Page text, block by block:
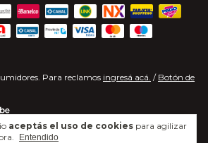
aceptás el uso de cookies para agilizar
Entendido
Para reclamos ingresá acá. / Botón de
S.A. - 2026. Todos los derechos reservados.